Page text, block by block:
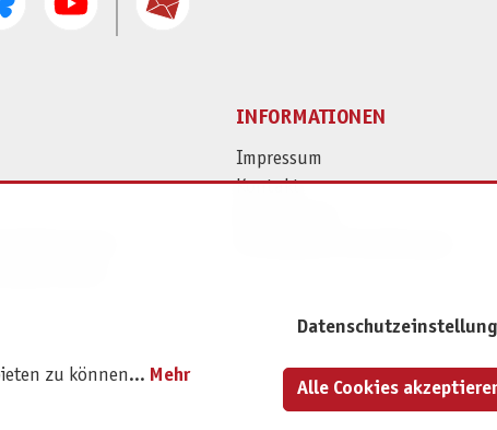
INFORMATIONEN
Impressum
Kontakt
zu können... Mehr
Alle Cookies